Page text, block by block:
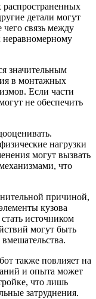
распространенных
детали могут
чего связь между
неравномерному
значительным
в монтажных
Если части
не обеспечить
нагрузки
могут вызвать
что
причиной,
кузова
источником
могут быть
также повлияет на
и опыта может
что лишь
затруднения.